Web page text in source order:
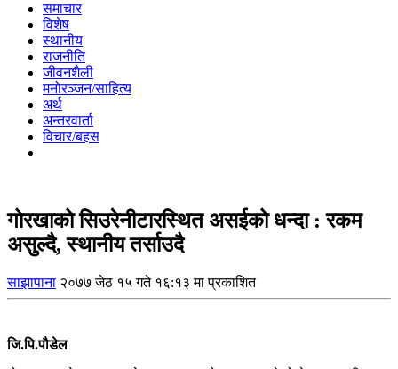
समाचार
विशेष
स्थानीय
राजनीति
जीवनशैली
मनोरञ्जन/साहित्य
अर्थ
अन्तरवार्ता
विचार/बहस
गोरखाको सिउरेनीटारस्थित असईको धन्दा : रकम
असुल्दै, स्थानीय तर्साउदै
साझापाना २०७७ जेठ १५ गते १६:१३ मा प्रकाशित
जि.पि.पौडेल